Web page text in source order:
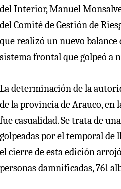
del Interior, Manuel
del Comité de Gestión de
que realizó un nuevo balance
sistema frontal que golpeó a
La determinación de la
de la provincia de Arauco, en
fue casualidad. Se trata de
golpeadas por el temporal de
el cierre de esta edición
personas damnificadas, 761